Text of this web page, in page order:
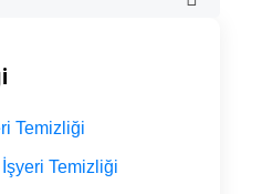
Temizliği
Temizliği